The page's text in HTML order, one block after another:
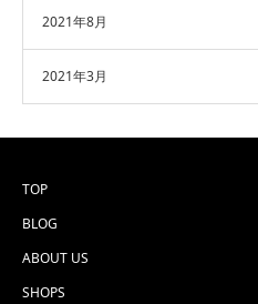
2021年8月
2021年3月
TOP
BLOG
ABOUT US
SHOPS